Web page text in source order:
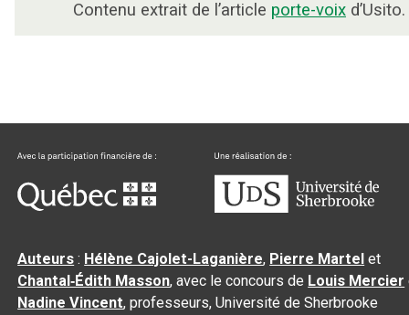
Contenu extrait de l’article porte-voix d’Usito.
Auteurs : Hélène Cajolet-Laganière, Pierre Martel et
Chantal‑Édith Masson, avec le concours de Louis Mercier
Nadine Vincent, professeurs, Université de Sherbrooke